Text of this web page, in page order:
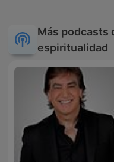
Más podcasts
espiritualidad